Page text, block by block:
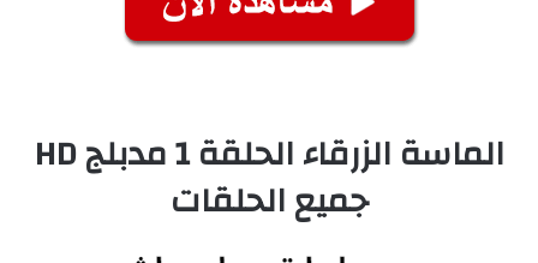
الماسة الزرقاء الحلقة 1 مدبلج HD
جميع الحلقات